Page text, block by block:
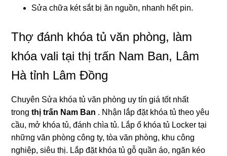
Sửa chữa két sắt bị ăn nguồn, nhanh hết pin.
Thợ đánh khóa tủ văn phòng, làm
khóa vali tại thị trấn Nam Ban, Lâm
Hà tỉnh Lâm Đồng
Chuyên Sửa khóa tủ văn phòng uy tín giá tốt nhất
trongthị trấn Nam Ban . Nhận lắp đặt khóa tủ theo yêu
cầu, mở khóa tủ, đánh chìa tủ. Lắp ổ khóa tủ Locker tại
những văn phòng công ty, tòa văn phòng, khu công
nghiệp, siêu thị. Lắp đặt khóa tủ gỗ quần áo, ngăn kéo